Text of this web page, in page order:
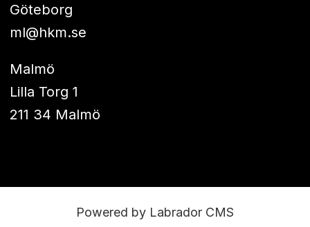
Göteborg
ml@hkm.se
Malmö
Lilla Torg 1
211 34 Malmö
Powered by Labrador CMS